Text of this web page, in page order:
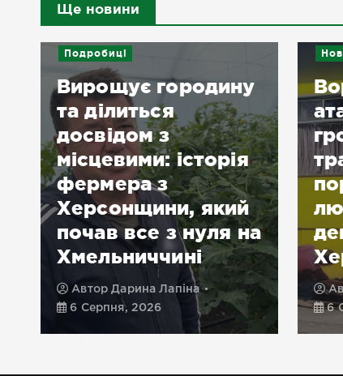
Ще новини
Подробиці
Вирощує городину
та ділиться
досвідом з
місцевими: історія
фермера з
Херсонщини, який
почав все з нуля на
Хмельниччині
АвторДарина Лапіна
6 Серпня, 2026
6